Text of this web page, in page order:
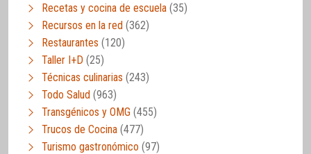
Recetas y cocina de escuela (35)
Recursos en la red (362)
Restaurantes (120)
Taller I+D (25)
Técnicas culinarias (243)
Todo Salud (963)
Transgénicos y OMG (455)
Trucos de Cocina (477)
Turismo gastronómico (97)